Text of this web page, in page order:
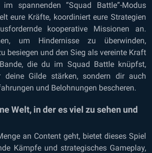
im spannenden “Squad Battle”-Modus
eure Kräfte, koordiniert eure Strategien
kooperative Missionen an.
um Hindernisse zu überwinden,
besiegen und den Sieg als vereinte Kraft
die du im Squad Battle knüpfst,
deine Gilde stärken, sondern dir auch
und Belohnungen bescheren.
Welt, in der es viel zu sehen und
an Content geht, bietet dieses Spiel
Kämpfe und strategisches Gameplay,